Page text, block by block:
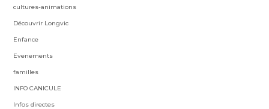
cultures-animations
Découvrir Longvic
Enfance
Evenements
familles
INFO CANICULE
Infos directes